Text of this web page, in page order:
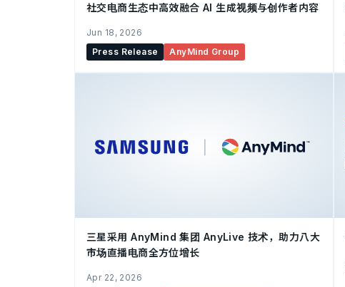
社交电商生态中高效融合 AI 生成视频与创作者内容
Jun 18, 2026
Press Release
AnyMind Group
三星采用 AnyMind 集团 AnyLive 技术，助力八大
市场直播电商全方位增长
Apr 22, 2026